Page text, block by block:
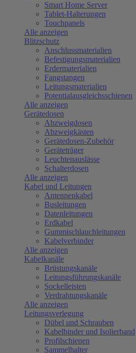
Smart Home Server
Tablet-Halterungen
Touchpanels
Alle anzeigen
Blitzschutz
Anschlussmaterialien
Befestigungsmaterialien
Erdermaterialien
Fangstangen
Leitungsmaterialien
Potentialausgleichsschienen
Alle anzeigen
Gerätedosen
Abzweigdosen
Abzweigkästen
Gerätedosen-Zubehör
Geräteträger
Leuchtenauslässe
Schalterdosen
Alle anzeigen
Kabel und Leitungen
Antennenkabel
Busleitungen
Datenleitungen
Erdkabel
Gummischlauchleitungen
Kabelverbinder
Alle anzeigen
Kabelkanäle
Brüstungskanäle
Leitungsführungskanäle
Sockelleisten
Verdrahtungskanäle
Alle anzeigen
Leitungsverlegung
Dübel und Schrauben
Kabelbinder und Isolierband
Profilschienen
Sammelhalter